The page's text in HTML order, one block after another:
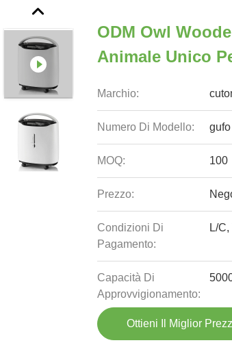
ODM Owl
Animale Unico
Marchio:
Numero Di Modello: gufo
MOQ: 100
Prezzo:
Condizioni Di
Pagamento:
L/
Capacità Di
Approvvigionamento:
Ottieni Il Miglior